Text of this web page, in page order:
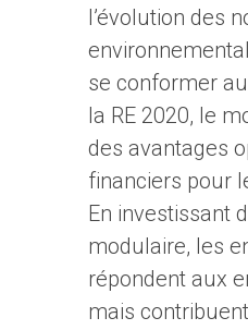
l’évolution des
se conformer
la RE 2020, le
des avantages
financiers pour
En investissant
modulaire, les
répondent aux
mais